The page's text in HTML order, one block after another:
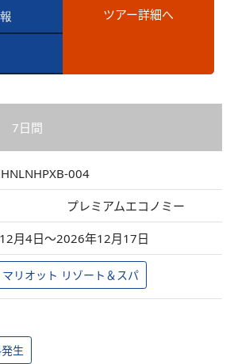
ツアー詳細へ
7日間
004
プレミアムエコノミー
月4日～2026年12月17日
リオット リゾート＆スパ
生